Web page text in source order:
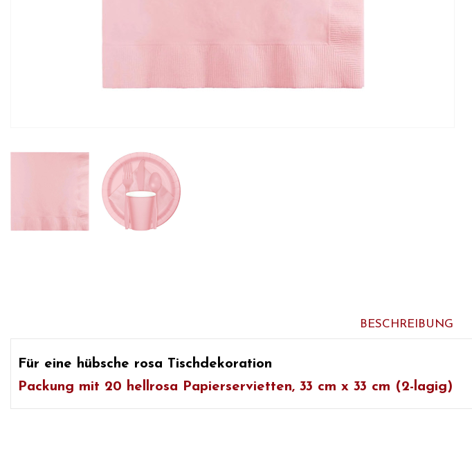
BESCHREIBUNG
Für eine hübsche rosa Tischdekoration
Packung mit 20 hellrosa Papierservietten, 33 cm x 33 cm (2-lagig)